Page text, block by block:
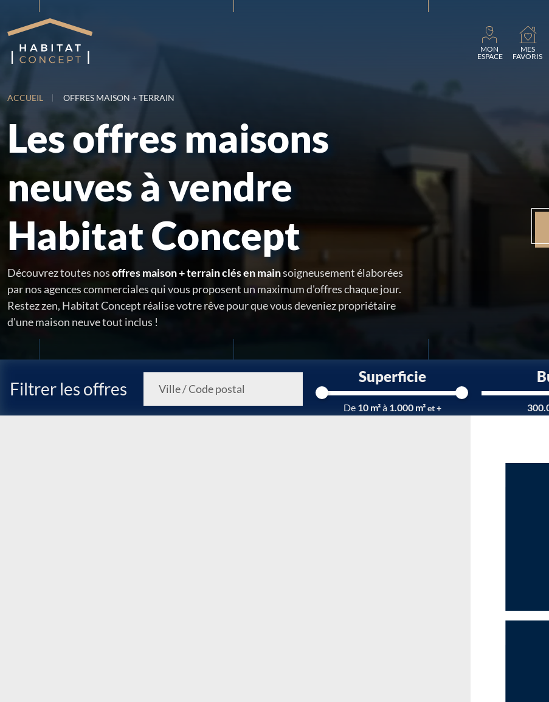
MON
ESPACE
MES
FAVORIS
ACCUEIL OFFRES MAISON + TERRAIN
Les offres maisons
neuves à vendre
Habitat Concept
Découvrez toutes nosoffres maison + terrain clés en mainsoigneusement élaborées
par nos agences commerciales qui vous proposent un maximum d'offres chaque jour.
Restez zen, Habitat Concept réalise votre rêve pour que vous deveniez propriétaire
d'une maison neuve tout inclus !
Filtrer les offres
Superficie
De 10 m²à 1.000 m²et +